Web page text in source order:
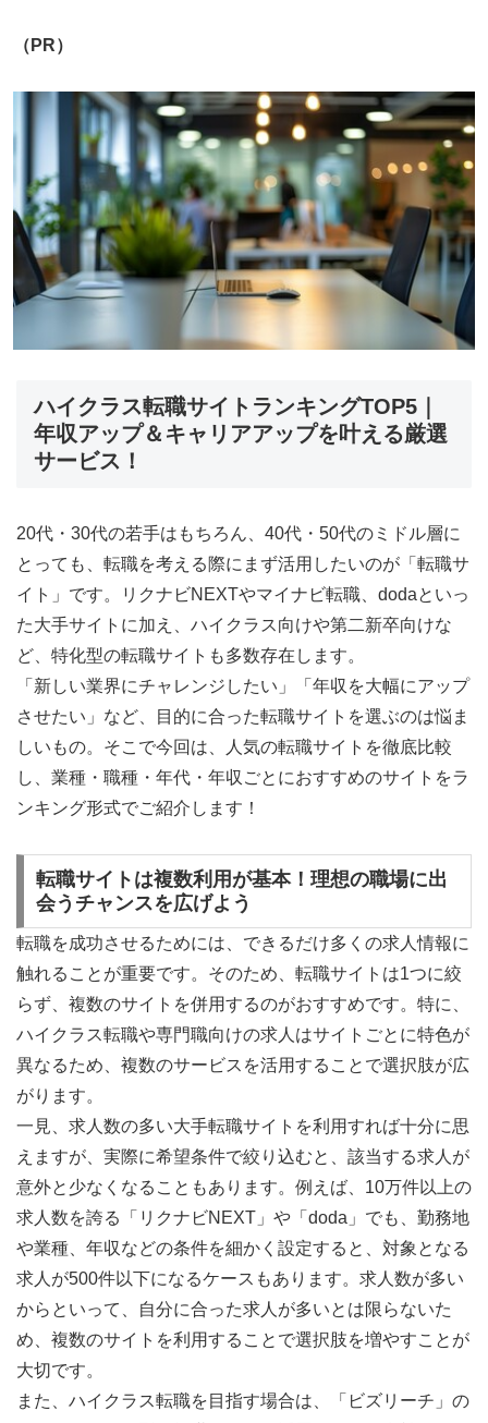
（PR）
ハイクラス転職サイトランキングTOP5｜
年収アップ＆キャリアアップを叶える厳選
サービス！
20代・30代の若手はもちろん、40代・50代のミドル層に
とっても、転職を考える際にまず活用したいのが「転職サ
イト」です。リクナビNEXTやマイナビ転職、dodaといっ
た大手サイトに加え、ハイクラス向けや第二新卒向けな
ど、特化型の転職サイトも多数存在します。
「新しい業界にチャレンジしたい」「年収を大幅にアップ
させたい」など、目的に合った転職サイトを選ぶのは悩ま
しいもの。そこで今回は、人気の転職サイトを徹底比較
し、業種・職種・年代・年収ごとにおすすめのサイトをラ
ンキング形式でご紹介します！
転職サイトは複数利用が基本！理想の職場に出
会うチャンスを広げよう
転職を成功させるためには、できるだけ多くの求人情報に
触れることが重要です。そのため、転職サイトは1つに絞
らず、複数のサイトを併用するのがおすすめです。特に、
ハイクラス転職や専門職向けの求人はサイトごとに特色が
異なるため、複数のサービスを活用することで選択肢が広
がります。
一見、求人数の多い大手転職サイトを利用すれば十分に思
えますが、実際に希望条件で絞り込むと、該当する求人が
意外と少なくなることもあります。例えば、10万件以上の
求人数を誇る「リクナビNEXT」や「doda」でも、勤務地
や業種、年収などの条件を細かく設定すると、対象となる
求人が500件以下になるケースもあります。求人数が多い
からといって、自分に合った求人が多いとは限らないた
め、複数のサイトを利用することで選択肢を増やすことが
大切です。
また、ハイクラス転職を目指す場合は、「ビズリーチ」の